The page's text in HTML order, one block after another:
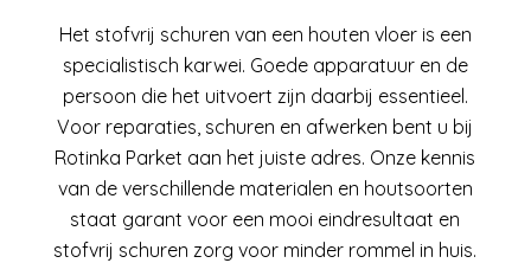
Het stofvrij schuren van een houten vloer is een
specialistisch karwei. Goede apparatuur en de
persoon die het uitvoert zijn daarbij essentieel.
Voor reparaties, schuren en afwerken bent u bij
Rotinka Parket aan het juiste adres. Onze kennis
van de verschillende materialen en houtsoorten
staat garant voor een mooi eindresultaat en
stofvrij schuren zorg voor minder rommel in huis.